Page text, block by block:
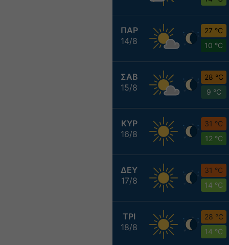
ΠΑΡ
14/8
27 °C
10 °C
ΣΑΒ
15/8
28 °C
9 °C
ΚΥΡ
16/8
31 °C
12 °C
ΔΕΥ
17/8
31 °C
14 °C
ΤΡΙ
18/8
28 °C
14 °C